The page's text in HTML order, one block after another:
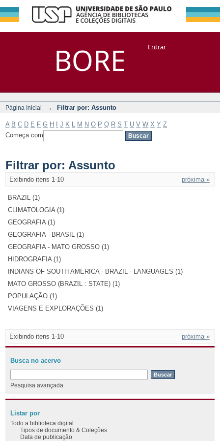
BORE
Filtrar por:
Assunto
DSpace/Manakin + CoriscoEntrar
Página Inicial → Filtrar por: Assunto
A B C D E F G H J K M N O P Q R S T U V W X Y Z
Começa com
Filtrar por: Assunto
Exibindo itens 1-10 próxima »
BRAZIL (1)
CLIMATOLOGIA (1)
GEOGRAFIA (1)
GEOGRAFIA - BRASIL (1)
GEOGRAFIA - MATO GROSSO (1)
HIDROGRAFIA (1)
INDIANS OF SOUTH AMERICA - BRAZIL - LANGUAGES (1)
MATO GROSSO (BRAZIL : STATE) (1)
POPULAÇÃO (1)
VIAGENS E EXPLORAÇÕES (1)
Exibindo itens 1-10 próxima »
Busca no acervo
Pesquisa avançada
Listar por
Todo a biblioteca digital
Tipos de documento & Coleções
Data de publicação